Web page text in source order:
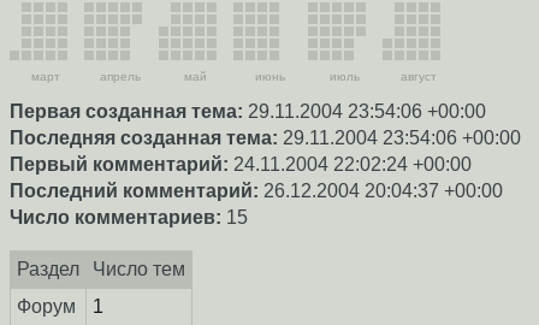
март апрель май июнь июль август
Первая созданная тема: 29.11.2004 23:54:06 +00:00
Последняя созданная тема: 29.11.2004 23:54:06 +00:00
Первый комментарий: 24.11.2004 22:02:24 +00:00
Последний комментарий: 26.12.2004 20:04:37 +00:00
Число комментариев: 15
Раздел
Число тем
Форум
1